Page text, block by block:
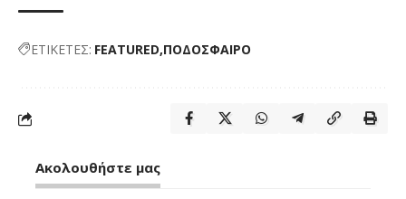
ΕΤΙΚΕΤΕΣ: FEATURED ΠΟΔΟΣΦΑΙΡΟ
Ακολουθήστε μας